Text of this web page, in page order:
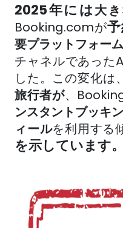
2025年には大
Booking.comが
要プラットフォーム
チャネルであった
した。この変化は、
旅行者が、
ンスタントブッキ
ィールを利用する
を示しています。